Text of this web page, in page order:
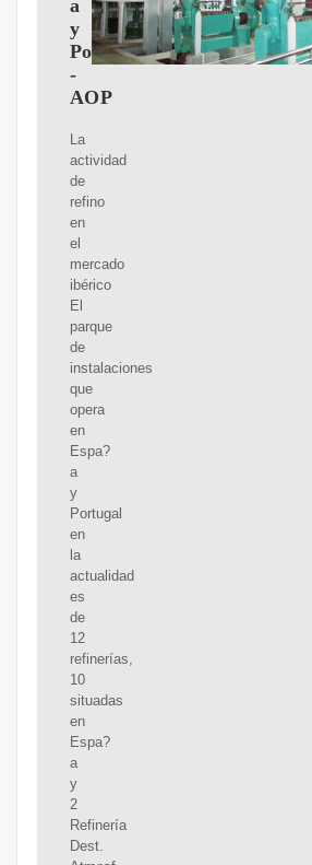
a
y
Portugal.
-
AOP
La
actividad
de
refino
en
el
mercado
ibérico
El
parque
de
instalaciones
que
opera
en
Espa?
a
y
Portugal
en
la
actualidad
es
de
12
refinerías,
10
situadas
en
Espa?
a
y
2
Refinería
Dest.